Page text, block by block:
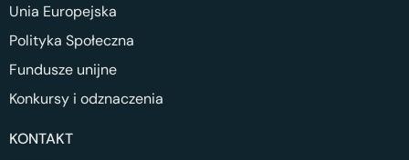
Unia Europejska
Polityka Społeczna
Fundusze unijne
Konkursy i odznaczenia
KONTAKT